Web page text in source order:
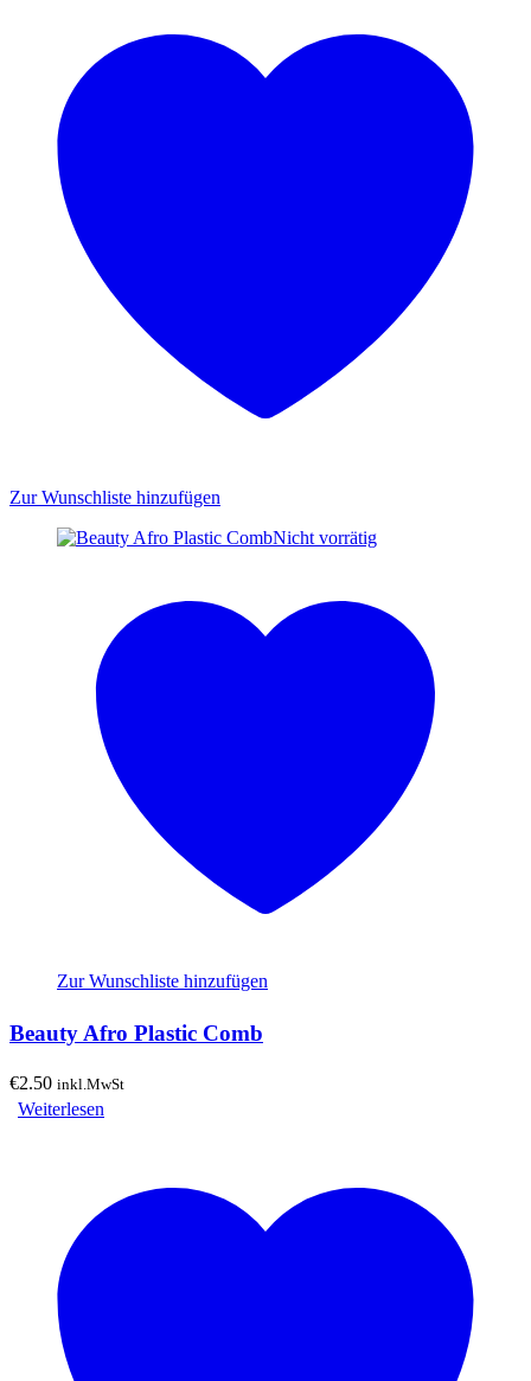
Zur Wunschliste hinzufügen
Nicht vorrätig
Zur Wunschliste hinzufügen
Beauty Afro Plastic Comb
€2.50 inkl.MwSt
Weiterlesen